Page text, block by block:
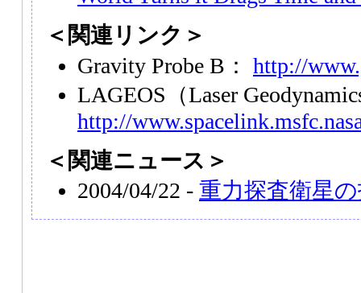
＜関連リンク＞
Gravity Probe B： http://
LAGEOS（Laser
http://
＜関連ニュース＞
2004/04/22 - 重力探査衛星